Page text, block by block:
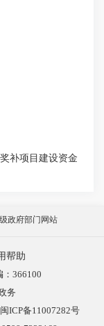
补项目建设资金
政府部门网站
帮助
：366100
务
闽ICP备11007282号